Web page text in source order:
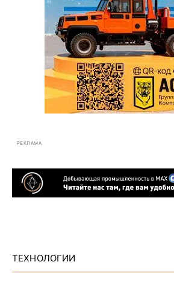
РЕКЛАМА
ТЕХНОЛОГИИ